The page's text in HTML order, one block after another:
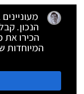
הנכון.
הכירו את
המיוחדות